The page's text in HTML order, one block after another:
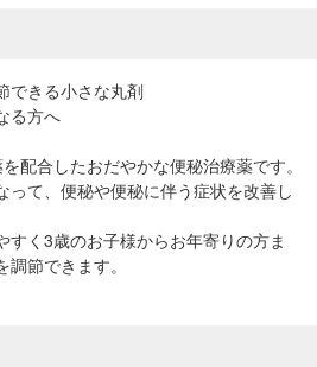
できる小さな丸剤
る方へ
配合したおだやかな便秘治療薬です。
って、便秘や便秘に伴う症状を改善し
すく3歳のお子様からお年寄りの方ま
節できます。